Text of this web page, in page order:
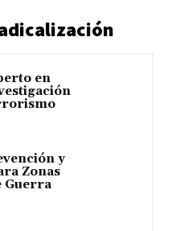
en
y
Zonas
Guerra